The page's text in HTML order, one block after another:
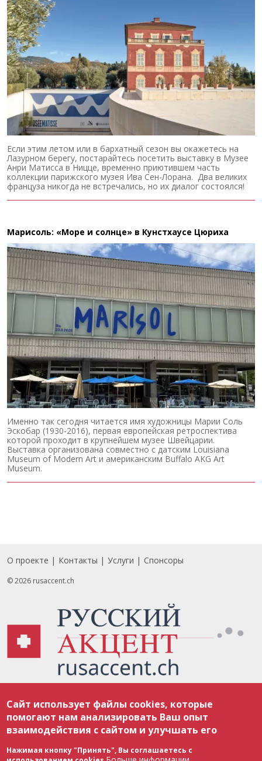
Если этим летом или в бархатный сезон вы окажетесь на
Лазурном берегу, постарайтесь посетить выставку в Музее
Анри Матисса в Ницце, временно приютившем часть
коллекции парижского музея Ива Сен-Лорана. Два великих
француза никогда не встречались, но их диалог состоялся!
Марисоль: «Море и солнце» в Кунстхаусе Цюриха
Именно так сегодня читается имя художницы Марии Соль
Эскобар (1930-2016), первая европейская ретроспектива
которой проходит в крупнейшем музее Швейцарии.
Выставка организована совместно с датским Louisiana
Museum of Modern Art и американским Buffalo AKG Art
Museum.
Footer
О проекте Контакты Услуги Спонсоры
© 2026 rusaccent.ch
соответствии с законодательством Швейцарии об авторском праве и
международными соглашениями. Полное или частичное использование
материалов возможно только с разрешения редакции. В случае полного
или частичного воспроизведения материалов сайта rusaccent.ch,
ОБЯЗАТЕЛЬНА АКТИВНАЯ ГИПЕРССЫЛКА на конкретный заимствованный
текст. Фотоизображения, размещенные редакцией rusaccent.ch, являются
ее исключительной собственностью. Полное или частичное
Сайт использует файлы cookies, которые
помогают нам анализировать Ваш опыт
взаимодействия с сайтом и улучшать его
Нажимая кнопку "Принять", Вы соглашаетесь с